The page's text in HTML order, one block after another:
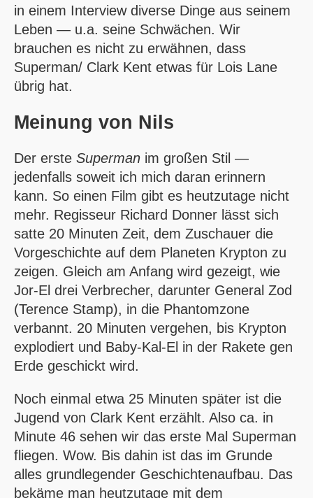
in einem Interview diverse Dinge aus seinem
Leben — u.a. seine Schwächen. Wir
brauchen es nicht zu erwähnen, dass
Superman/ Clark Kent etwas für Lois Lane
übrig hat.
Meinung von Nils
Der erste Superman im großen Stil —
jedenfalls soweit ich mich daran erinnern
kann. So einen Film gibt es heutzutage nicht
mehr. Regisseur Richard Donner lässt sich
satte 20 Minuten Zeit, dem Zuschauer die
Vorgeschichte auf dem Planeten Krypton zu
zeigen. Gleich am Anfang wird gezeigt, wie
Jor-El drei Verbrecher, darunter General Zod
(Terence Stamp), in die Phantomzone
verbannt. 20 Minuten vergehen, bis Krypton
explodiert und Baby-Kal-El in der Rakete gen
Erde geschickt wird.
Noch einmal etwa 25 Minuten später ist die
Jugend von Clark Kent erzählt. Also ca. in
Minute 46 sehen wir das erste Mal Superman
fliegen. Wow. Bis dahin ist das im Grunde
alles grundlegender Geschichtenaufbau. Das
bekäme man heutzutage mit dem